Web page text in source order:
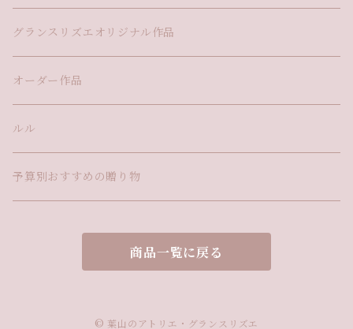
グランスリズエオリジナル作品
オーダー作品
ルル
予算別おすすめの贈り物
商品一覧に戻る
© 葉山のアトリエ・グランスリズエ